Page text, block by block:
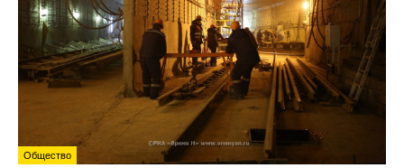
Общество